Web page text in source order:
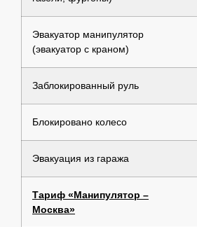
Эвакуатор манипулятор
(эвакуатор с краном)
Заблокированный руль
Блокировано колесо
Эвакуация из гаража
Тариф «Манипулятор –
Москва»